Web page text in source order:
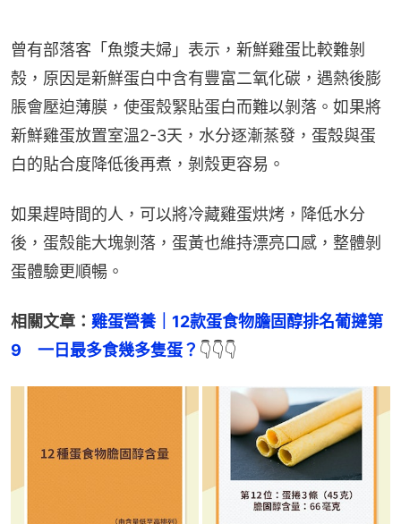
曾有部落客「魚漿夫婦」表示，新鮮雞蛋比較難剝
殼，原因是新鮮蛋白中含有豐富二氧化碳，遇熱後膨
脹會壓迫薄膜，使蛋殼緊貼蛋白而難以剝落。如果將
新鮮雞蛋放置室溫2-3天，水分逐漸蒸發，蛋殼與蛋
白的貼合度降低後再煮，剝殼更容易。
如果趕時間的人，可以將冷藏雞蛋烘烤，降低水分
後，蛋殼能大塊剝落，蛋黃也維持漂亮口感，整體剝
蛋體驗更順暢。
相關文章： 雞蛋營養｜12款蛋食物膽固醇排名葡撻第
9　一日最多食幾多隻蛋？ 👇👇👇